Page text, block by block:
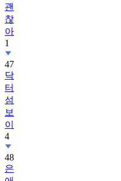
괜
찮
아
1
47
닥
터
섬
보
이
4
48
은